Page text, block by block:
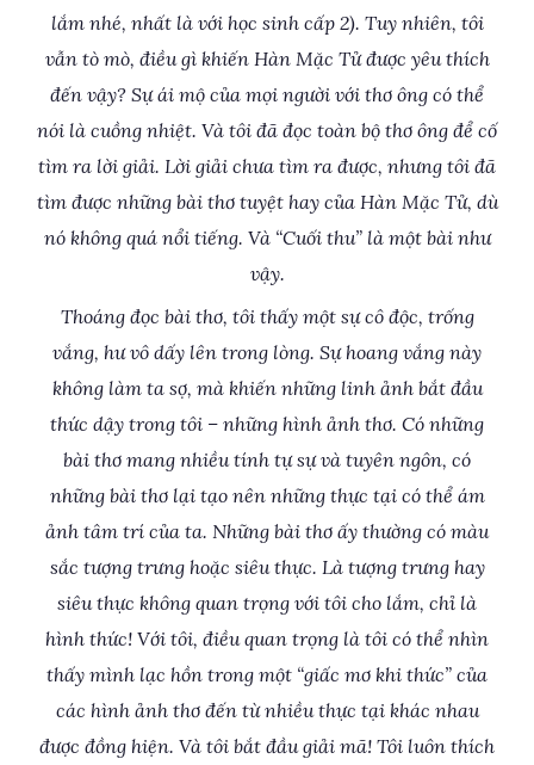
lắm nhé, nhất là với học sinh cấp 2). Tuy nhiên, tôi
vẫn tò mò, điều gì khiến Hàn Mặc Tử được yêu thích
đến vậy? Sự ái mộ của mọi người với thơ ông có thể
nói là cuồng nhiệt. Và tôi đã đọc toàn bộ thơ ông để cố
tìm ra lời giải. Lời giải chưa tìm ra được, nhưng tôi đã
tìm được những bài thơ tuyệt hay của Hàn Mặc Tử, dù
nó không quá nổi tiếng. Và “Cuối thu” là một bài như
vậy.
Thoáng đọc bài thơ, tôi thấy một sự cô độc, trống
vắng, hư vô dấy lên trong lòng. Sự hoang vắng này
không làm ta sợ, mà khiến những linh ảnh bắt đầu
thức dậy trong tôi – những hình ảnh thơ. Có những
bài thơ mang nhiều tính tự sự và tuyên ngôn, có
những bài thơ lại tạo nên những thực tại có thể ám
ảnh tâm trí của ta. Những bài thơ ấy thường có màu
sắc tượng trưng hoặc siêu thực. Là tượng trưng hay
siêu thực không quan trọng với tôi cho lắm, chỉ là
hình thức! Với tôi, điều quan trọng là tôi có thể nhìn
thấy mình lạc hồn trong một “giấc mơ khi thức” của
các hình ảnh thơ đến từ nhiều thực tại khác nhau
được đồng hiện. Và tôi bắt đầu giải mã! Tôi luôn thích